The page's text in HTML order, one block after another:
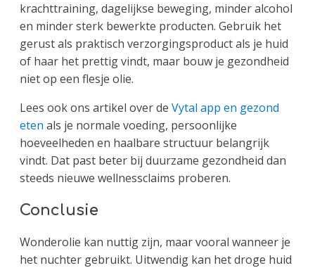
krachttraining, dagelijkse beweging, minder alcohol
en minder sterk bewerkte producten. Gebruik het
gerust als praktisch verzorgingsproduct als je huid
of haar het prettig vindt, maar bouw je gezondheid
niet op een flesje olie.
Lees ook ons artikel over de Vytal app en gezond
eten als je normale voeding, persoonlijke
hoeveelheden en haalbare structuur belangrijk
vindt. Dat past beter bij duurzame gezondheid dan
steeds nieuwe wellnessclaims proberen.
Conclusie
Wonderolie kan nuttig zijn, maar vooral wanneer je
het nuchter gebruikt. Uitwendig kan het droge huid